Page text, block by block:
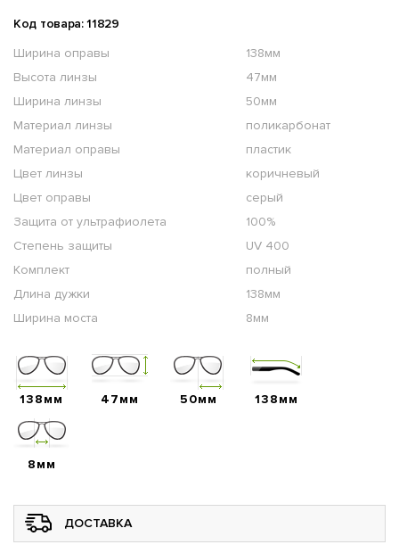
Код товара: 11829
Ширина оправы
138мм
Высота линзы
47мм
Ширина линзы
50мм
Материал линзы
поликарбонат
Материал оправы
пластик
Цвет линзы
коричневый
Цвет оправы
серый
Защита от ультрафиолета
100%
Степень защиты
UV 400
Комплект
полный
Длина дужки
138мм
Ширина моста
8мм
138мм 47мм 50мм 138мм
8мм
ДОСТАВКА